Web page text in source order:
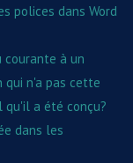
polices dans Word
courante à un
qui n'a pas cette
qu'il a été conçu?
dans les